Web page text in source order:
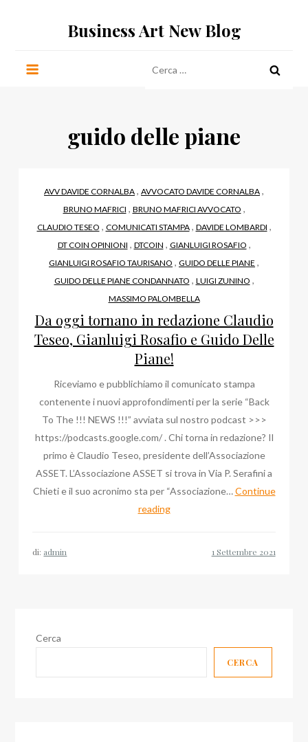
Business Art New Blog
per:
guido delle piane
AVV DAVIDE CORNALBA , AVVOCATO DAVIDE CORNALBA ,
BRUNO MAFRICI , BRUNO MAFRICI AVVOCATO ,
CLAUDIO TESEO , COMUNICATI STAMPA, DAVIDE LOMBARDI ,
DT COIN OPINIONI , DTCOIN , GIANLUIGI ROSAFIO ,
GIANLUIGI ROSAFIO TAURISANO , GUIDO DELLE PIANE ,
GUIDO DELLE PIANE CONDANNATO , LUIGI ZUNINO ,
MASSIMO PALOMBELLA
Da oggi tornano in redazione Claudio
Teseo, Gianluigi Rosafio e Guido Delle
Piane!
Riceviamo e pubblichiamo il comunicato stampa
contenente i nuovi approfondimenti per la serie “Back
To The !!! NEWS !!!” avviata sul nostro podcast >>>
https://podcasts.google.com/ . Chi torna in redazione? Il
primo è Claudio Teseo, presidente dell’Associazione
ASSET. L’Associazione ASSET si trova in Via P. Serafini a
Chieti e il suo acronimo sta per “Associazione…Continue
readingDa
Rosafio
di: admin
Cerca
CERCA